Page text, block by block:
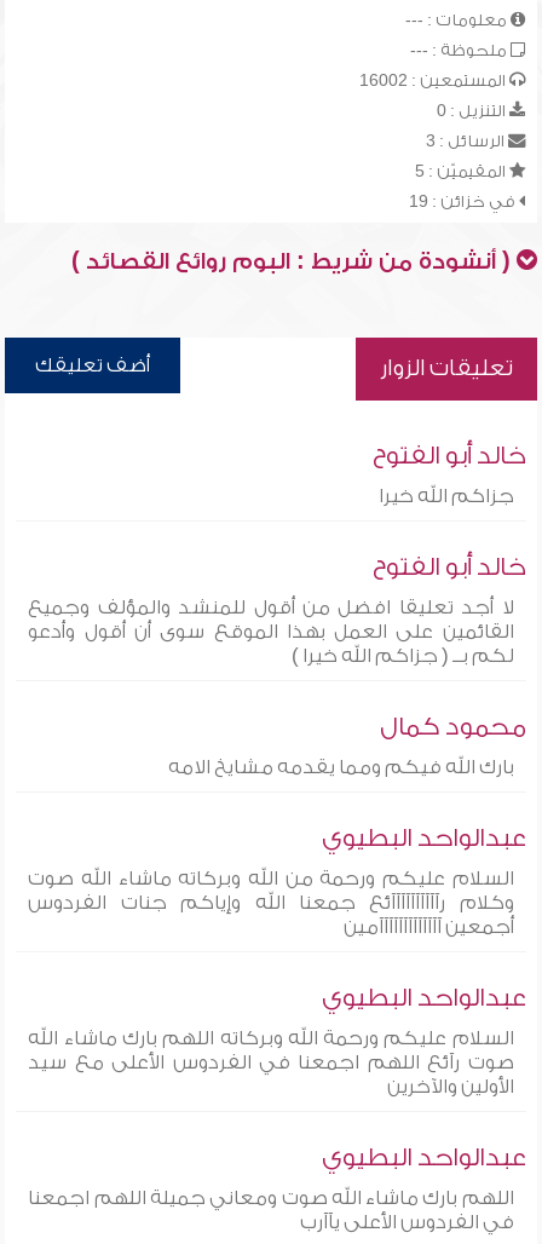
معلومات : ---
ملحوظة : ---
المستمعين : 16002
التنزيل : 0
الرسائل : 3
المقيميّن : 5
في خزائن : 19
( أنشودة من شريط : البوم روائع القصائد )
تعليقات الزوار أضف تعليقك
خالد أبو الفتوح
جزاكم الله خيرا
خالد أبو الفتوح
لا أجد تعليقا افضل من أقول للمنشد والمؤلف وجميع
القائمين على العمل بهذا الموقع سوى أن أقول وأدعو
لكم بــ ( جزاكم الله خيرا )
محمود كمال
بارك الله فيكم ومما يقدمه مشايخ الامه
عبدالواحد البطيوي
السلام عليكم ورحمة من الله وبركاته ماشاء الله صوت
وكلام رآآآآآآآآآآئع جمعنا الله وإياكم جنات الفردوس
أجمعين آآآآآآآآآآآآآمين
عبدالواحد البطيوي
السلام عليكم ورحمة الله وبركاته اللهم بارك ماشاء الله
صوت رآئع اللهم اجمعنا في الفردوس الأعلى مع سيد
الأولين والآخرين
عبدالواحد البطيوي
اللهم بارك ماشاء الله صوت ومعاني جميلة اللهم اجمعنا
في الفردوس الأعلى يآآرب